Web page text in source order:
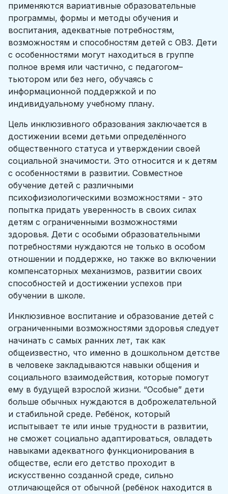
применяются вариативные образовательные
программы, формы и методы обучения и
воспитания, адекватные потребностям,
возможностям и способностям детей с ОВЗ. Дети
с особенностями могут находиться в группе
полное время или частично, с педагогом–
тьютором или без него, обучаясь с
информационной поддержкой и по
индивидуальному учебному плану.
Цель инклюзивного образования заключается в
достижении всеми детьми определённого
общественного статуса и утверждении своей
социальной значимости. Это относится и к детям
с особенностями в развитии. Совместное
обучение детей с различными
психофизиологическими возможностями - это
попытка придать уверенность в своих силах
детям с ограниченными возможностями
здоровья. Дети с особыми образовательными
потребностями нуждаются не только в особом
отношении и поддержке, но также во включении
компенсаторных механизмов, развитии своих
способностей и достижении успехов при
обучении в школе.
Инклюзивное воспитание и образование детей с
ограниченными возможностями здоровья следует
начинать с самых ранних лет, так как
общеизвестно, что именно в дошкольном детстве
в человеке закладываются навыки общения и
социального взаимодействия, которые помогут
ему в будущей взрослой жизни. “Особые” дети
больше обычных нуждаются в доброжелательной
и стабильной среде. Ребёнок, который
испытывает те или иные трудности в развитии,
не сможет социально адаптироваться, овладеть
навыками адекватного функционирования в
обществе, если его детство проходит в
искусственно созданной среде, сильно
отличающейся от обычной (ребёнок находится в